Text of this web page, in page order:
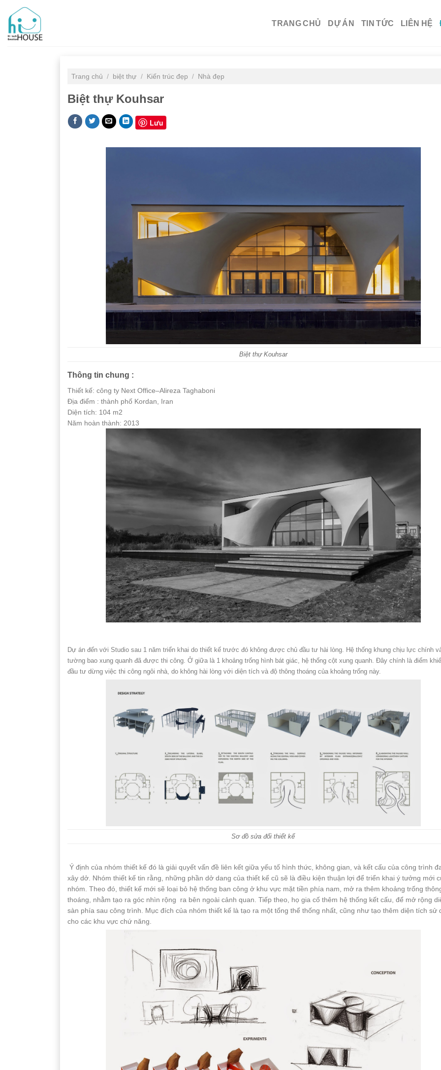
content
TRANG CHỦ DỰ ÁN TIN TỨC LIÊN HỆ
Trang chủ / biệt thự / Kiến trúc đẹp / Nhà đẹp
Biệt thự Kouhsar
Lưu
Biệt thự Kouhsar
Thông tin chung :
Thiết kế: công ty Next Office–Alireza Taghaboni
Địa điểm : thành phố Kordan, Iran
Diện tích: 104 m2
Năm hoàn thành: 2013
Dự án đến với Studio sau 1 năm triển khai do thiết kế trước đó không được chủ đầu tư hài lòng. Hệ thống khung chịu lực chính
tường bao xung quanh đã được thi công. Ở giữa là 1 khoảng trống hình bát giác, hệ thống cột xung quanh. Đây chính là điểm
đầu tư dừng việc thi công ngôi nhà, do không hài lòng với diện tích và độ thông thoáng của khoảng trống này.
Sơ đồ sửa đổi thiết kế
Ý định của nhóm thiết kế đó là giải quyết vấn đề liên kết giữa yếu tố hình thức, không gian, và kết cấu của công trình
xây dở. Nhóm thiết kế tin rằng, những phần dở dang của thiết kế cũ sẽ là điều kiện thuận lợi để triển khai ý tưởng mới
nhóm. Theo đó, thiết kế mới sẽ loại bỏ hệ thống ban công ở khu vực mặt tiền phía nam, mở ra thêm khoảng trống
thoáng, nhằm tạo ra góc nhìn rộng ra bên ngoài cảnh quan. Tiếp theo, họ gia cố thêm hệ thống kết cấu, để mở rộng
sàn phía sau công trình. Mục đích của nhóm thiết kế là tạo ra một tổng thể thống nhất, cũng như tạo thêm diện tích sử
cho các khu vực chứ năng.